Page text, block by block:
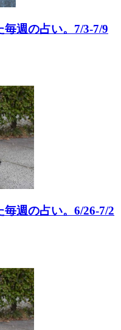
週の占い。7/3-7/9
週の占い。6/26-7/2